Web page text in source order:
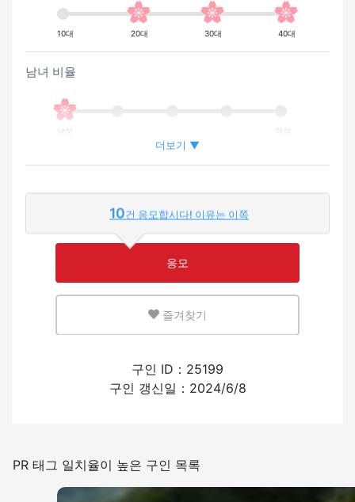
10대 20대 30대 40대
남녀 비율
남성 여성
외국인이 근무하는 비율
영어 또는 모국어를 살릴 수 있는 환경
일본어를 쓰는 빈도
더보기 ▼
10 건 응모합시다! 이유는 이쪽
응모
즐겨찾기
구인 ID：25199
구인 갱신일：2024/6/8
PR 태그 일치율이 높은 구인 목록